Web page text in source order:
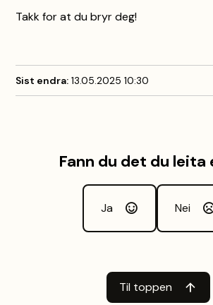
Takk for at du bryr deg!
Sist endra 13.05.2025 10:30
Fann du det du leita
Ja Nei
Til toppen